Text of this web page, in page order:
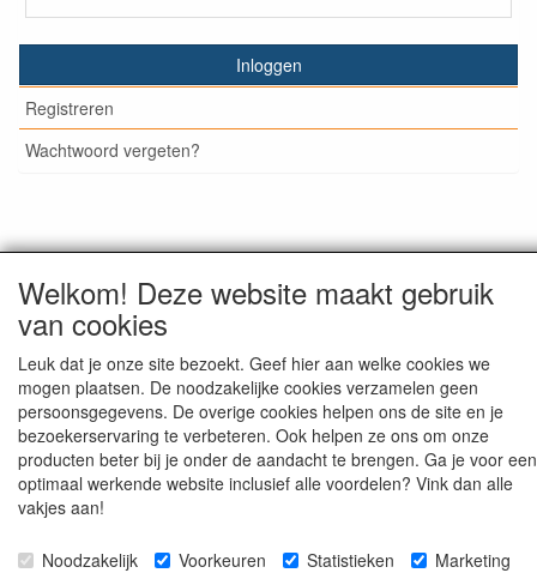
Inloggen
Registreren
Wachtwoord vergeten?
zijn inclusief BTW en exclusiefverzendkosten, tenzij anders
staat aangegeven.
Welkom! Deze website maakt gebruik
van cookies
Leuk dat je onze site bezoekt. Geef hier aan welke cookies we
mogen plaatsen. De noodzakelijke cookies verzamelen geen
persoonsgegevens. De overige cookies helpen ons de site en je
bezoekerservaring te verbeteren. Ook helpen ze ons om onze
producten beter bij je onder de aandacht te brengen. Ga je voor een
optimaal werkende website inclusief alle voordelen? Vink dan alle
vakjes aan!
Noodzakelijk Voorkeuren Statistieken Marketing